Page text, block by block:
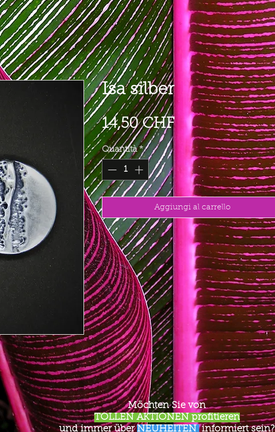
Isa silber
14,50 CHFPrezzo
Quantità *
Aggiungi al carrello
Möchten Sie von
TOLLEN AKTIONEN profitieren
und immer überNEUHEITEN informiert sein?